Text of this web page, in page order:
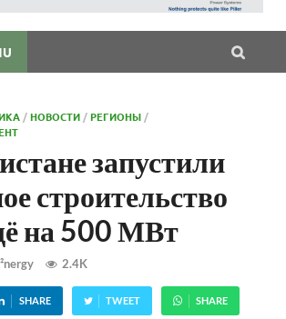
/НОВОСТИ /РЕГИОНЫ /
запустили
строительство
на 500 МВт
2.4K
SHARE TWEET SHARE